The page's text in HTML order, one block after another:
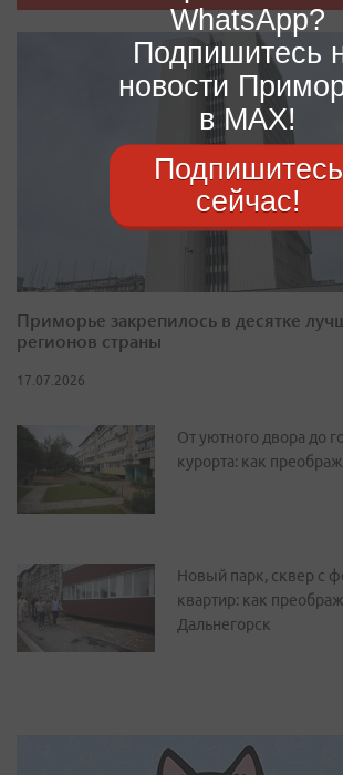
Приморье закрепилось в десятке
регионов страны
17.07.2026
От уютного двора до
курорта: как
Новый парк, сквер с
квартир: как
Дальнегорск
WhatsApp?
Подпишитесь
новости
в MAX!
Подпишитесь
сейчас!